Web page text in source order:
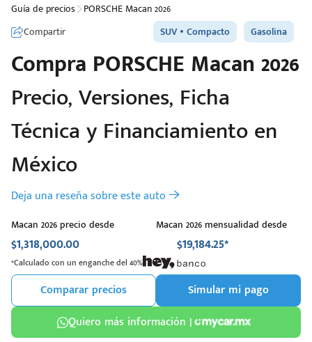
Guía de precios PORSCHE Macan 2026
Compartir
SUV Compacto Gasolina
Compra PORSCHE Macan 2026
Precio, Versiones, Ficha
Técnica y Financiamiento en
México
Deja una reseña sobre este auto
Macan 2026 precio desde
$1,318,000.00
Macan 2026 mensualidad desde
$19,184.25*
*Calculado con un enganche del 40%
Comparar precios
Simular mi pago
Quiero más información |